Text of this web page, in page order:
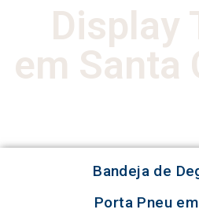
Display
em Santa
Bandeja de
Porta Pneu